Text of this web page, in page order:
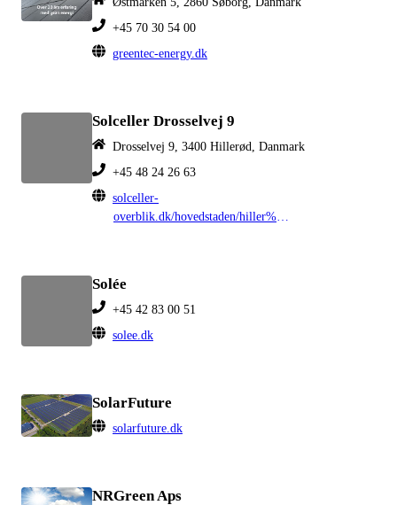
+45 70 30 54 00
greentec-energy.dk
Solceller Drosselvej 9
Drosselvej 9, 3400 Hillerød, Danmark
+45 48 24 26 63
solceller-
overblik.dk/hovedstaden/hiller%C3%B8d
Solée
+45 42 83 00 51
solee.dk
SolarFuture
solarfuture.dk
NRGreen Aps